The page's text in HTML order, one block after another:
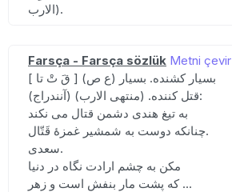
الارب).
Farsça - Farsça sözlük Metni çevir
[ قَ تْ تا ] (ع ص) بسیار کشنده. بسیار
قتل کننده. (منتهی الارب) (آنندراج):
به تیغ هندی دشمن قتال می نکند
چنانکه دوست به شمشیر غمزهٔ قَتّال.
سعدی.
مکن به چشم ارادت نگاه در دنیا
که پشت مار بنفش است و زهر ...